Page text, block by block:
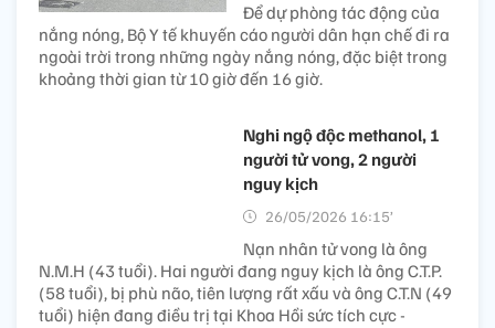
Để dự phòng tác động của
nắng nóng, Bộ Y tế khuyến cáo người dân hạn chế đi ra
ngoài trời trong những ngày nắng nóng, đặc biệt trong
khoảng thời gian từ 10 giờ đến 16 giờ.
Nghi ngộ độc methanol, 1
người tử vong, 2 người
nguy kịch
26/05/2026 16:15’
Nạn nhân tử vong là ông
N.M.H (43 tuổi). Hai người đang nguy kịch là ông C.T.P.
(58 tuổi), bị phù não, tiên lượng rất xấu và ông C.T.N (49
tuổi) hiện đang điều trị tại Khoa Hồi sức tích cực -